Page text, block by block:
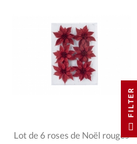
Lot de 6 roses de Noël rouges
FILTER